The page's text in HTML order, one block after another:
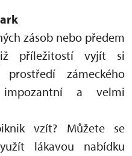
zásob nebo předem
příležitostí vyjít si
zámeckého
a velmi
vzít? Můžete se
lákavou nabídku